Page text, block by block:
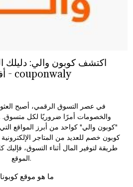
اكتشف كوبون والي:
أفضل كوبونات الخصم - couponwaly
في عصر التسوق الرقمي، أصبح
والخصومات أمرًا ضروريًا لكل متسوق.
"كوبون والي" كواحد من أبرز المواقع
كوبون خصم للعديد من المتاجر
طريقة لتوفير المال أثناء التسوق،
الموقع.
ما هو موقع